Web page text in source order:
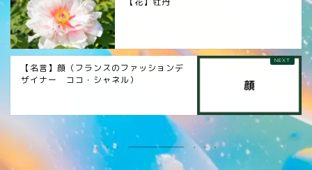
【名言】顔（フランスのファッションデ
ザイナー ココ・シャネル）